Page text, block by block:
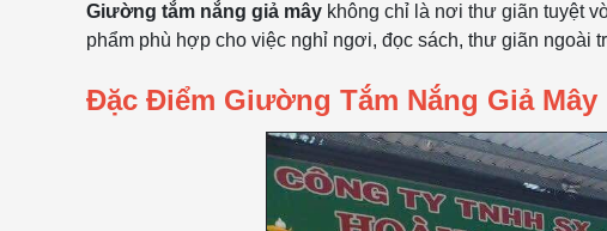
Giường tắm nắng giả mây không chỉ là nơi thư giãn tuyệt
phẩm phù hợp cho việc nghỉ ngơi, đọc sách, thư giãn ngoài
Đặc Điểm Giường Tắm Nắng Giả Mây